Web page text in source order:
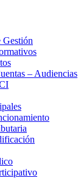
Gestión
– Audiencias